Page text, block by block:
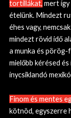
tortillákat, mert így
ételünk. Mindezt
éhes vagy,
mindezt rövid idő
a munka és
mielőbb kérésed
ínycsiklandó
Finom és mentes
kötnöd, egyszerre